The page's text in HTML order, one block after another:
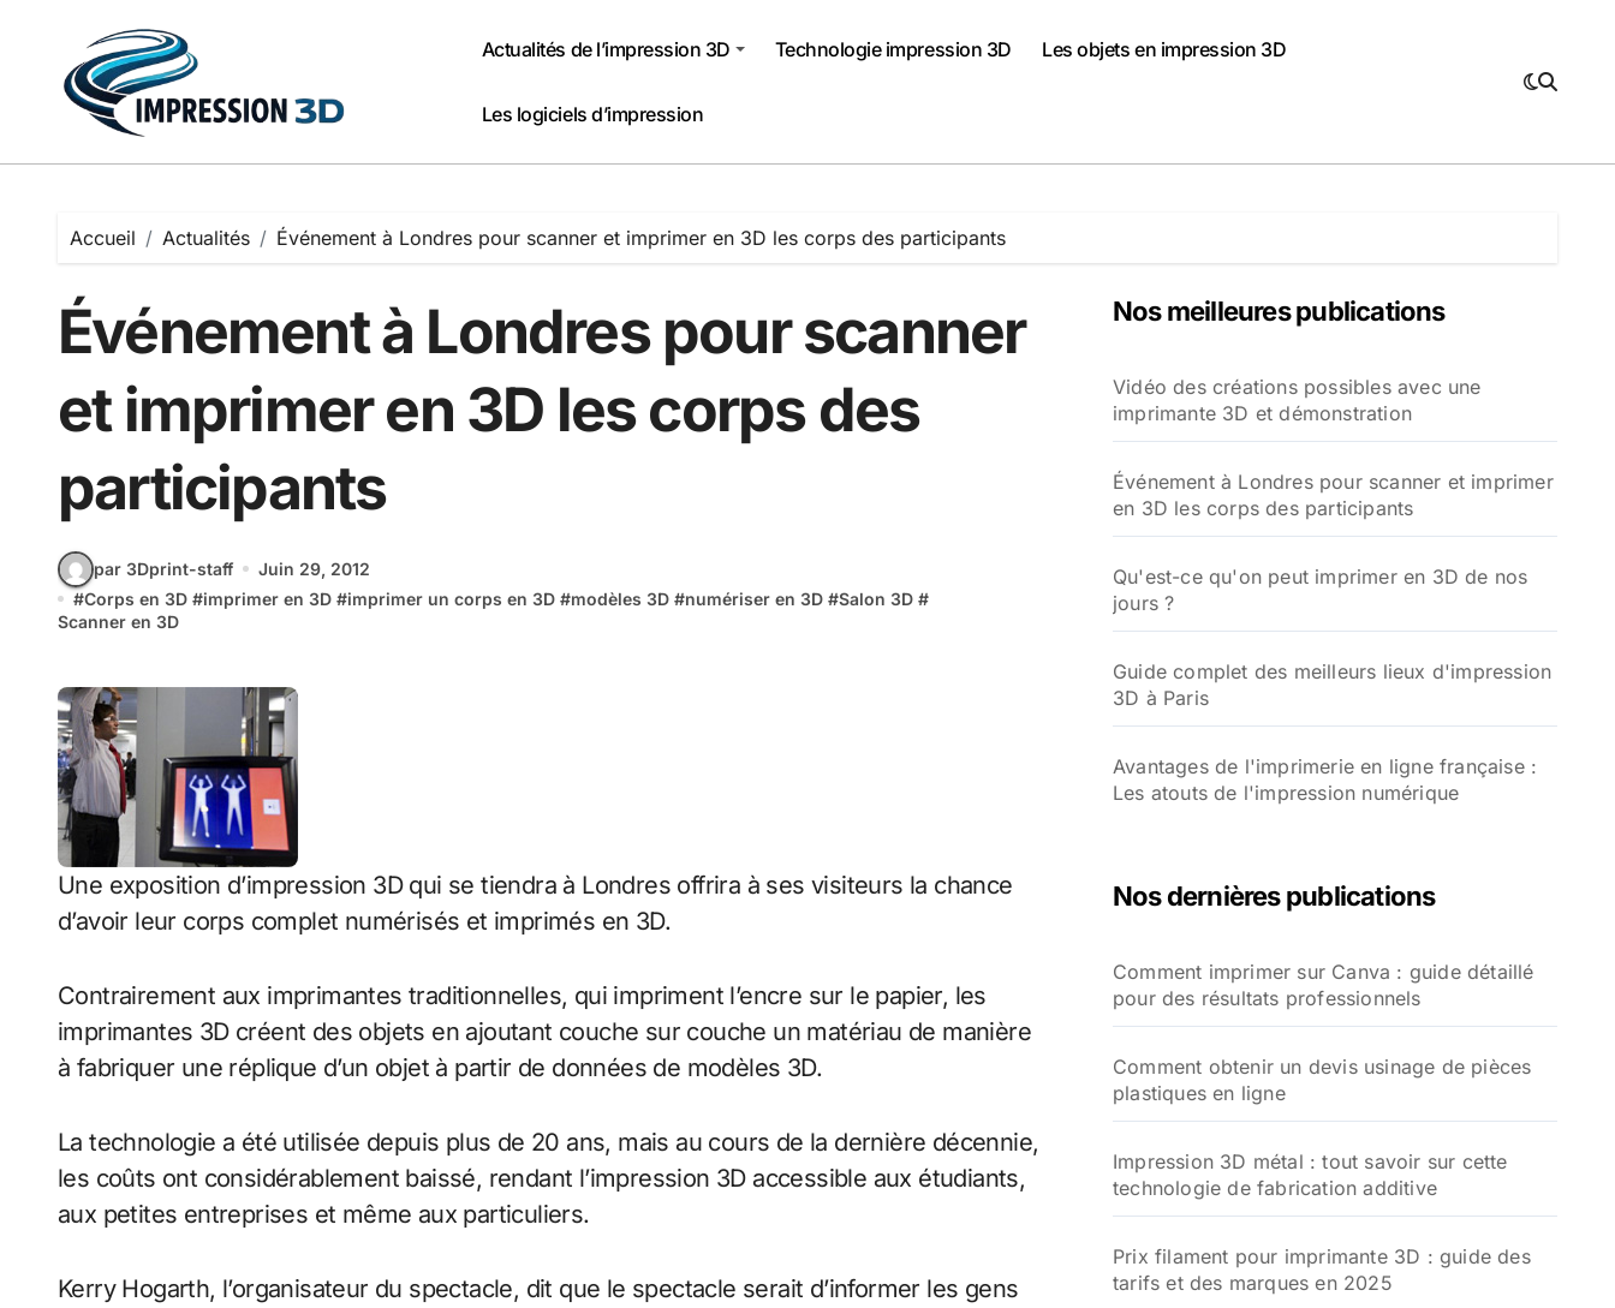
Actualités de l’impression 3D Technologie impression 3D Les objets en impression 3D
Les logiciels d’impression
Accueil Actualités Événement à Londres pour scanner et imprimer en 3D les corps des participants
Événement à Londres pour scanner
et imprimer en 3D les corps des
participants
par 3Dprint-staff
Juin 29, 2012
#Corps en 3D #imprimer en 3D #imprimer un corps en 3D #modèles 3D #numériser en 3D #Salon 3D #
Scanner en 3D
Une exposition d’impression 3D qui se tiendra à Londres offrira à ses visiteurs la chance
d’avoir leur corps complet numérisés et imprimés en 3D.
Contrairement aux imprimantes traditionnelles, qui impriment l’encre sur le papier, les
imprimantes 3D créent des objets en ajoutant couche sur couche un matériau de manière
à fabriquer une réplique d’un objet à partir de données de modèles 3D.
La technologie a été utilisée depuis plus de 20 ans, mais au cours de la dernière décennie,
les coûts ont considérablement baissé, rendant l’impression 3D accessible aux étudiants,
aux petites entreprises et même aux particuliers.
Kerry Hogarth, l’organisateur du spectacle, dit que le spectacle serait d’informer les gens
Nos meilleures publications
Vidéo des créations possibles avec une
imprimante 3D et démonstration
Événement à Londres pour scanner et imprimer
en 3D les corps des participants
Qu'est-ce qu'on peut imprimer en 3D de nos
jours ?
Guide complet des meilleurs lieux d'impression
3D à Paris
Avantages de l'imprimerie en ligne française :
Les atouts de l'impression numérique
Nos dernières publications
Comment imprimer sur Canva : guide détaillé
pour des résultats professionnels
Comment obtenir un devis usinage de pièces
plastiques en ligne
Impression 3D métal : tout savoir sur cette
technologie de fabrication additive
Prix filament pour imprimante 3D : guide des
tarifs et des marques en 2025